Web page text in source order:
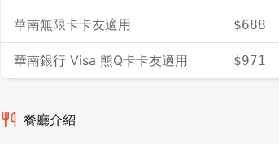
華南無限卡卡友適用 $688
華南銀行 Visa 熊Q卡卡友適用 $971
餐廳介紹